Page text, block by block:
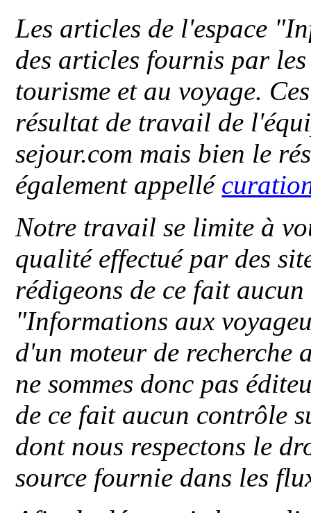
Les articles de l'espace
des articles fournis par
tourisme et au voyage.
résultat de travail de
sejour.com mais bien le
également appellé
Notre travail se limite à
qualité effectué par des
rédigeons de ce fait
"Informations aux
d'un moteur de recherche
ne sommes donc pas
de ce fait aucun contrôle
dont nous respectons le
source fournie dans les